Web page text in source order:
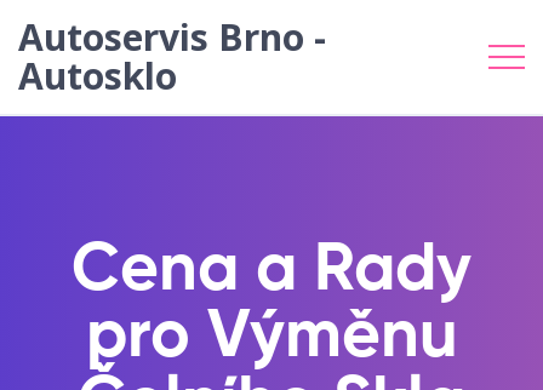
Autoservis Brno -
Autosklo
Cena a Rady
pro Výměnu